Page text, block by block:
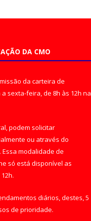
DA CMO
da carteira de
sexta-feira, de 8h às 12h na
podem solicitar
ou através do
Essa modalidade de
só está disponível as
diários, destes, 5
de prioridade.